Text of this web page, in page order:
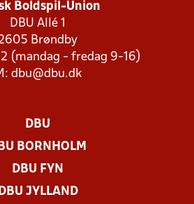
Boldspil-Union
DBU Allé 1
Brøndby
(mandag - fredag 9-16)
dbu@dbu.dk
DBU
BORNHOLM
DBU FYN
DBU JYLLAND